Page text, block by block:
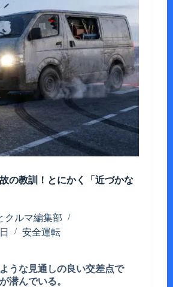
の教訓！とにかく「近づかな
クルマ編集部
安全運転
うな見通しの良い交差点で
潜んでいる。